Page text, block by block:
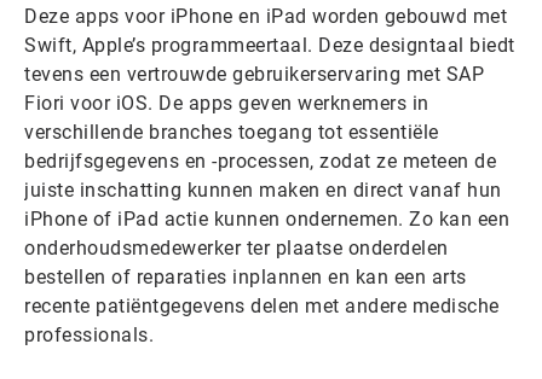
Deze apps voor iPhone en iPad worden gebouwd met
Swift, Apple’s programmeertaal. Deze designtaal biedt
tevens een vertrouwde gebruikerservaring met SAP
Fiori voor iOS. De apps geven werknemers in
verschillende branches toegang tot essentiële
bedrijfsgegevens en -processen, zodat ze meteen de
juiste inschatting kunnen maken en direct vanaf hun
iPhone of iPad actie kunnen ondernemen. Zo kan een
onderhoudsmedewerker ter plaatse onderdelen
bestellen of reparaties inplannen en kan een arts
recente patiëntgegevens delen met andere medische
professionals.